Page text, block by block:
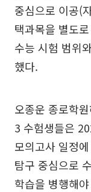
중심으로 이공(
택과목을 별도
수능 시험 범위
했다.
오종운 종로학
3 수험생들은
모의고사 일정
탐구 중심으로
학습을 병행해